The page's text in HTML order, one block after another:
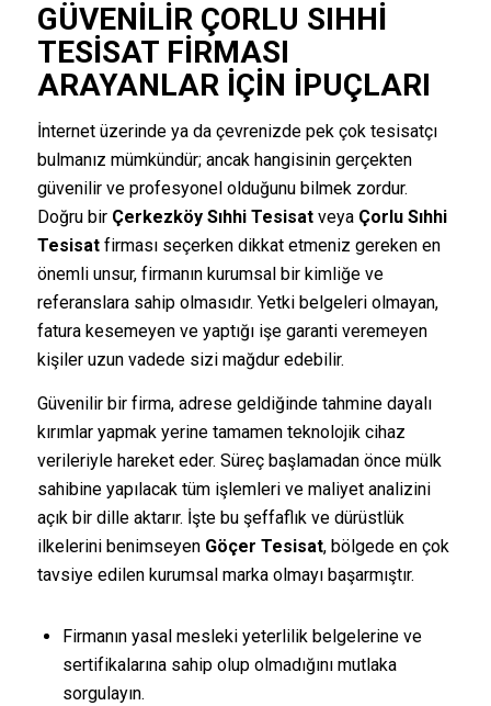
GÜVENILIR ÇORLU SIHHI
TESISAT FIRMASI
ARAYANLAR İÇIN İPUÇLARI
İnternet üzerinde ya da çevrenizde pek çok tesisatçı
bulmanız mümkündür; ancak hangisinin gerçekten
güvenilir ve profesyonel olduğunu bilmek zordur.
Doğru bir Çerkezköy Sıhhi Tesisatveya Çorlu Sıhhi
Tesisatfirması seçerken dikkat etmeniz gereken en
önemli unsur, firmanın kurumsal bir kimliğe ve
referanslara sahip olmasıdır. Yetki belgeleri olmayan,
fatura kesemeyen ve yaptığı işe garanti veremeyen
kişiler uzun vadede sizi mağdur edebilir.
Güvenilir bir firma, adrese geldiğinde tahmine dayalı
kırımlar yapmak yerine tamamen teknolojik cihaz
verileriyle hareket eder. Süreç başlamadan önce mülk
sahibine yapılacak tüm işlemleri ve maliyet analizini
açık bir dille aktarır. İşte bu şeffaflık ve dürüstlük
ilkelerini benimseyen Göçer Tesisat, bölgede en çok
tavsiye edilen kurumsal marka olmayı başarmıştır.
Firmanın yasal mesleki yeterlilik belgelerine ve
sertifikalarına sahip olup olmadığını mutlaka
sorgulayın.